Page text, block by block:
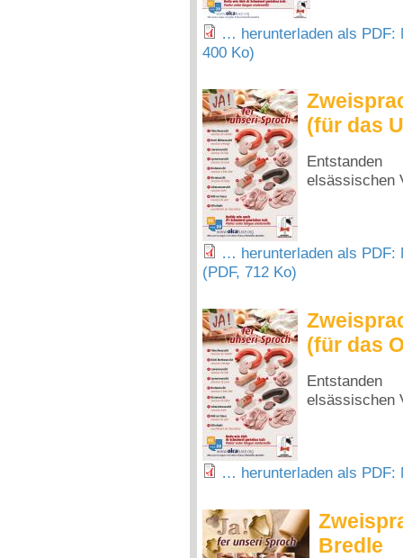
… herunterladen als PDF:
400 Ko)
(für das
elsässischen
… herunterladen als PDF:
(PDF, 712 Ko)
(für das
elsässischen
… herunterladen als PDF:
Bredle